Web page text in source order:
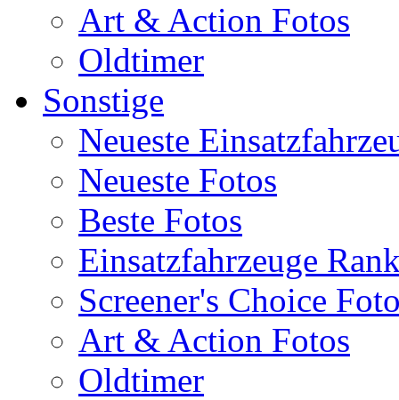
Art & Action Fotos
Oldtimer
Sonstige
Neueste
Neueste Fotos
Beste Fotos
Einsatzfahrzeuge
Screener's Choice
Art & Action Fotos
Oldtimer